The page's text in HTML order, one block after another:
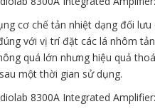
cơ chế tản nhiệt dạng đối
với vị trí đặt các lá nhôm
quá lớn nhưng hiệu quả
một thời gian sử dụng.